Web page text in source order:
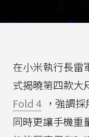
在小米執行長雷
式揭曉第四款大
Fold 4 ，強調
同時更讓手機重